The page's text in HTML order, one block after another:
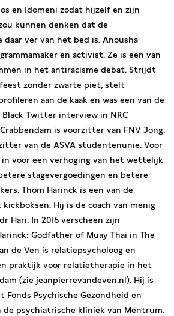
en Idomeni zodat hijzelf en zijn
kunnen denken dat de
ver van het bed is. Anousha
en activist. Ze is een van
in het antiracisme debat. Strijdt
zonder zwarte piet, stelt
aan de kaak en was een van de
Twitter interview in NRC
is voorzitter van FNV Jong.
van de ASVA studentenunie. Voor
in voor een verhoging van het wettelijk
stagevergoedingen en betere
Thom Harinck is een van de
Hij is de coach van menig
Hari. In 2016 verscheen zijn
Godfather of Muay Thai in The
de Ven is relatiepsycholoog en
praktijk voor relatietherapie in het
(zie jeanpierrevandeven.nl). Hij is
Fonds Psychische Gezondheid en
psychiatrische kliniek van Mentrum.